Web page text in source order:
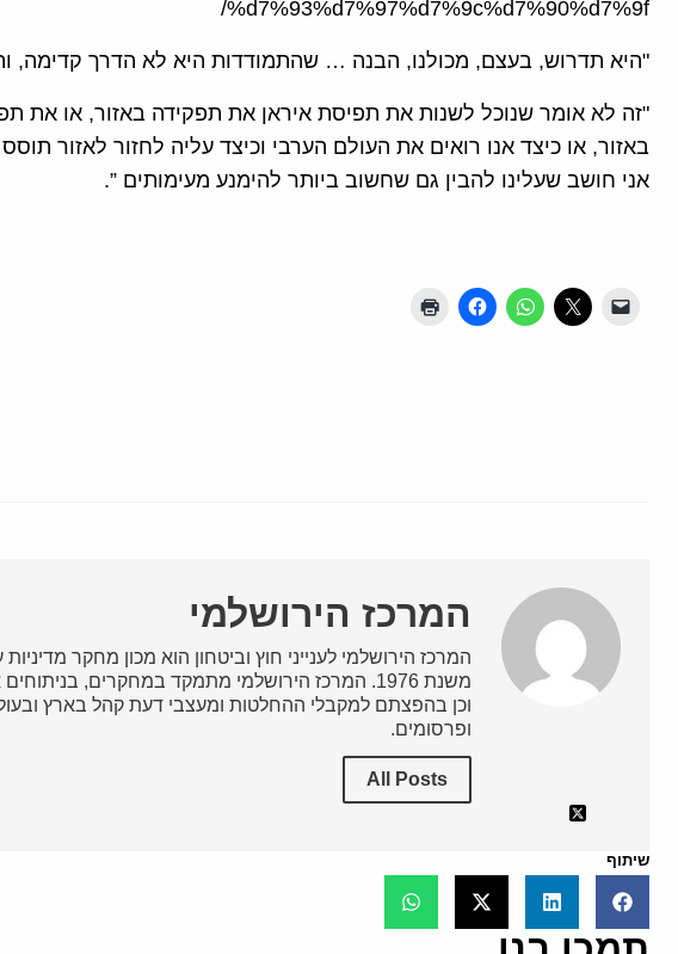
%d7%93%d7%97%d7%9c%d7%90%d7%9f/
"היא תדרוש, בעצם, מכולנו, הבנה … שהתמודדות היא לא הדרך קדימה,
"זה לא אומר שנוכל לשנות את תפיסת איראן את תפקידה באזור, או את
באזור, או כיצד אנו רואים את העולם הערבי וכיצד עליה לחזור לאזור
אני חושב שעלינו להבין גם שחשוב ביותר להימנע מעימותים ”.
המרכז הירושלמי
המרכז הירושלמי לענייני חוץ וביטחון הוא מכון מחקר
משנת 1976. המרכז הירושלמי מתמקד במחקרים,
וכן בהפצתם למקבלי ההחלטות ומעצבי דעת קהל בארץ
ופרסומים.
All Posts
שיתוף